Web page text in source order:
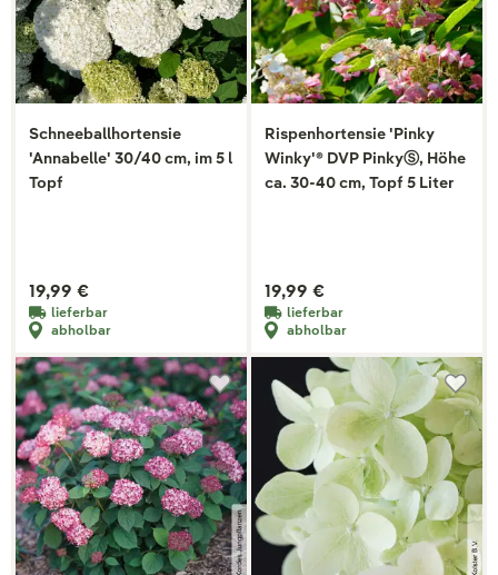
Schneeballhortensie
'Annabelle' 30/40 cm, im 5 l
Topf
19,99 €
lieferbar
abholbar
Rispenhortensie 'Pinky
Winky'® DVP PinkyⓈ, Höhe
ca. 30-40 cm, Topf 5 Liter
19,99 €
lieferbar
abholbar